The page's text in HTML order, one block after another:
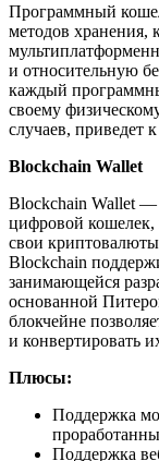
Программный
методов хранения,
и относительную
каждый
своему
случаев, приведет
Blockchain Wallet
Blockchain Wallet —
цифровой кошелек,
свои
Blockchain
занимающейся
основанной
блокчейне
и конвертировать
Плюсы:
Поддержка
Поддержка